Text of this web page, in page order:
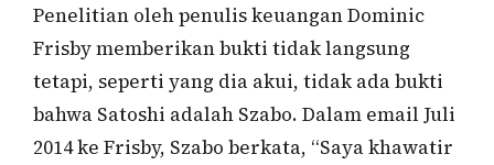
Penelitian oleh penulis keuangan Dominic
Frisby memberikan bukti tidak langsung
tetapi, seperti yang dia akui, tidak ada bukti
bahwa Satoshi adalah Szabo. Dalam email Juli
2014 ke Frisby, Szabo berkata, “Saya khawatir